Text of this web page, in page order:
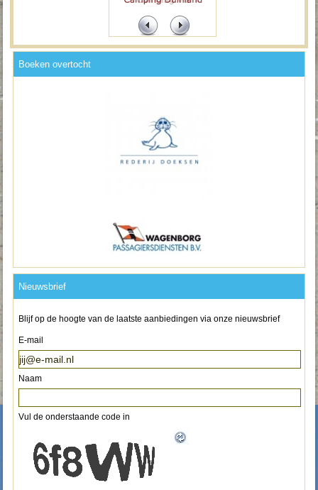
Boeken overtocht
Nieuwsbrief
Blijf op de hoogte van de laatste aanbiedingen via onze nieuwsbrief
E-mail
Naam
Vul de onderstaande code in